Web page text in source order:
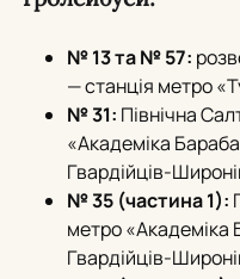
№ 13 та № 57:
— станція метро
№ 31: Північна
«Академіка
Гвардійців-
№ 35 (частина 1):
метро
Гвардійців-